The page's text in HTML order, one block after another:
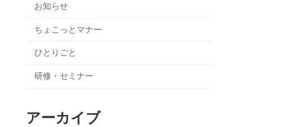
お知らせ
ちょこっとマナー
ひとりごと
研修・セミナー
アーカイブ